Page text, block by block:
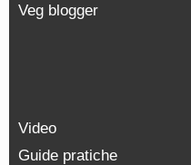
Veg blogger
Video
Guide pratiche